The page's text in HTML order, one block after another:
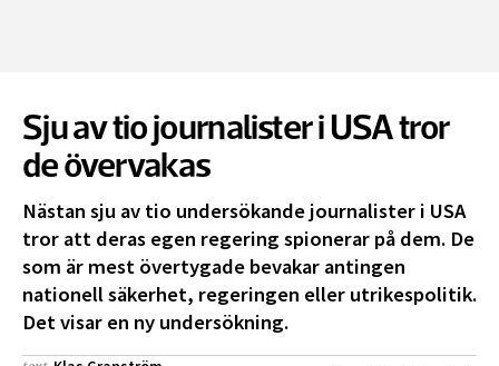
Sju av tio journalister i USA tror
de övervakas
Nästan sju av tio undersökande journalister i USA
tror att deras egen regering spionerar på dem. De
som är mest övertygade bevakar antingen
nationell säkerhet, regeringen eller utrikespolitik.
Det visar en ny undersökning.